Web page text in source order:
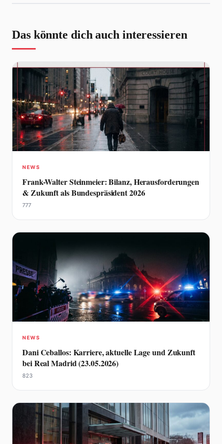
Das könnte dich auch interessieren
NEWS
Frank-Walter Steinmeier: Bilanz, Herausforderungen
& Zukunft als Bundespräsident 2026
777
NEWS
Dani Ceballos: Karriere, aktuelle Lage und Zukunft
bei Real Madrid (23.05.2026)
823